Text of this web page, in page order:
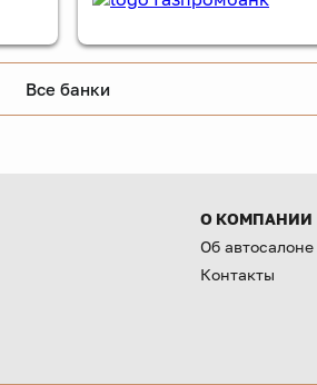
Все банки
О КОМПАНИИ
Об автосалоне
Контакты